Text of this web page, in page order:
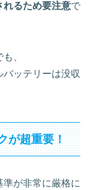
れるため要注意で
、
ッテリーは没収
が超重要！
が非常に厳格に